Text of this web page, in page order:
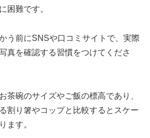
困難です。
う前にSNSや口コミサイトで、実際
真を確認する習慣をつけてくださ
茶碗のサイズやご飯の標高であり、
割り箸やコップと比較するとスケー
ます。